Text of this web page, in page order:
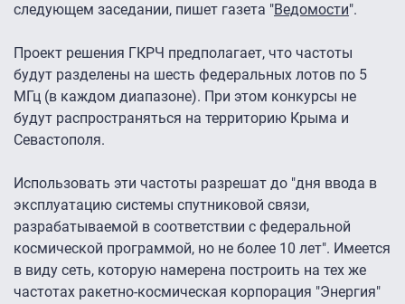
следующем заседании, пишет газета "Ведомости".
Проект решения ГКРЧ предполагает, что частоты
будут разделены на шесть федеральных лотов по 5
МГц (в каждом диапазоне). При этом конкурсы не
будут распространяться на территорию Крыма и
Севастополя.
Использовать эти частоты разрешат до "дня ввода в
эксплуатацию системы спутниковой связи,
разрабатываемой в соответствии с федеральной
космической программой, но не более 10 лет". Имеется
в виду сеть, которую намерена построить на тех же
частотах ракетно-космическая корпорация "Энергия"